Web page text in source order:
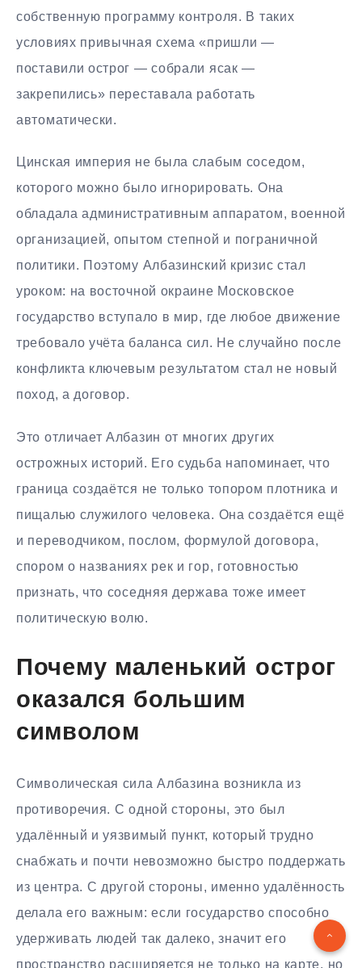
собственную программу контроля. В таких
условиях привычная схема «пришли —
поставили острог — собрали ясак —
закрепились» переставала работать
автоматически.
Цинская империя не была слабым соседом,
которого можно было игнорировать. Она
обладала административным аппаратом, военной
организацией, опытом степной и пограничной
политики. Поэтому Албазинский кризис стал
уроком: на восточной окраине Московское
государство вступало в мир, где любое движение
требовало учёта баланса сил. Не случайно после
конфликта ключевым результатом стал не новый
поход, а договор.
Это отличает Албазин от многих других
острожных историй. Его судьба напоминает, что
граница создаётся не только топором плотника и
пищалью служилого человека. Она создаётся ещё
и переводчиком, послом, формулой договора,
спором о названиях рек и гор, готовностью
признать, что соседняя держава тоже имеет
политическую волю.
Почему маленький острог
оказался большим
символом
Символическая сила Албазина возникла из
противоречия. С одной стороны, это был
удалённый и уязвимый пункт, который трудно
снабжать и почти невозможно быстро поддержать
из центра. С другой стороны, именно удалённость
делала его важным: если государство способно
удерживать людей так далеко, значит его
пространство расширяется не только на карте, но